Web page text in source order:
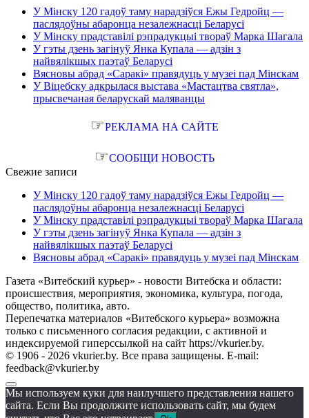
У Мінску 120 гадоў таму нарадзіўся Ежы Гедройц —
паслядоўны абаронца незалежнасці Беларусі
У Мінску прадставілі рэпрадукцыі твораў Марка Шагала
У гэты дзень загінуў Янка Купала — адзін з
найвялікшых паэтаў Беларусі
Вясновы абрад «Саракі» правядуць у музеі пад Мінскам
У Віцебску адкрылася выстава «Мастацтва святла»,
прысвечаная беларускай маляванцы
☞РЕКЛАМА НА САЙТЕ
☞СООБЩИ НОВОСТЬ
Свежие записи
У Мінску 120 гадоў таму нарадзіўся Ежы Гедройц —
паслядоўны абаронца незалежнасці Беларусі
У Мінску прадставілі рэпрадукцыі твораў Марка Шагала
У гэты дзень загінуў Янка Купала — адзін з
найвялікшых паэтаў Беларусі
Вясновы абрад «Саракі» правядуць у музеі пад Мінскам
Газета «Витебский курьер» - новости Витебска и области:
происшествия, мероприятия, экономика, культура, погода,
общество, политика, авто.
Перепечатка материалов «Витебского курьера» возможна
только с письменного согласия редакции, с активной и
индексируемой гиперссылкой на сайт https://vkurier.by.
© 1906 - 2026 vkurier.by. Все права защищены. E-mail:
feedback@vkurier.by
Мы используем куки для наилучшего представления нашего
сайта. Если Вы продолжите использовать сайт, мы будем